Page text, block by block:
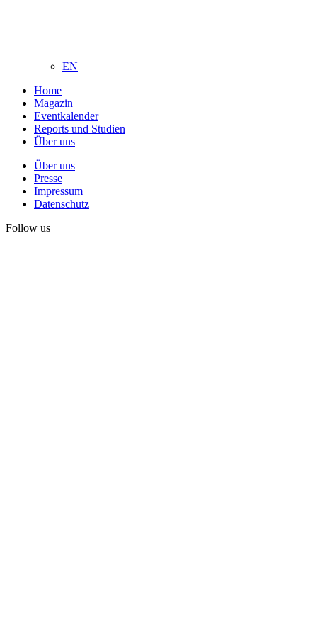
EN
Home
Magazin
Eventkalender
Reports und Studien
Über uns
Über uns
Presse
Impressum
Datenschutz
Follow us